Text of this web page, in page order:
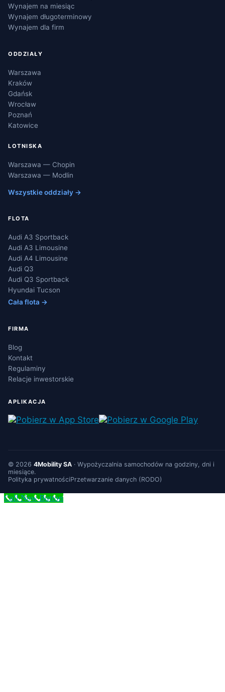
Wynajem na miesiąc
Wynajem długoterminowy
Wynajem dla firm
ODDZIAŁY
Warszawa
Kraków
Gdańsk
Wrocław
Poznań
Katowice
LOTNISKA
Warszawa — Chopin
Warszawa — Modlin
Wszystkie oddziały →
FLOTA
Audi A3 Sportback
Audi A3 Limousine
Audi A4 Limousine
Audi Q3
Audi Q3 Sportback
Hyundai Tucson
Cała flota →
FIRMA
Blog
Kontakt
Regulaminy
Relacje inwestorskie
APLIKACJA
© 2026 4Mobility SA · Wypożyczalnia samochodów na godziny, dni i
miesiące.
Polityka prywatnościPrzetwarzanie danych (RODO)
Call Now Button